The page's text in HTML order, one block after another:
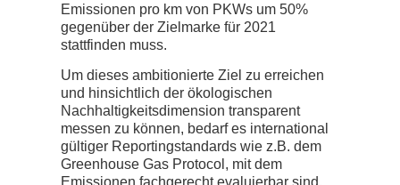
Emissionen pro km von PKWs um 50%
gegenüber der Zielmarke für 2021
stattfinden muss.
Um dieses ambitionierte Ziel zu erreichen
und hinsichtlich der ökologischen
Nachhaltigkeitsdimension transparent
messen zu können, bedarf es international
gültiger Reportingstandards wie z.B. dem
Greenhouse Gas Protocol, mit dem
Emissionen fachgerecht evaluierbar sind.